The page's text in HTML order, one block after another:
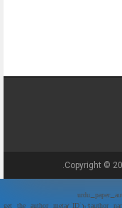
Copyright ©
get_the_author_meta('ID');